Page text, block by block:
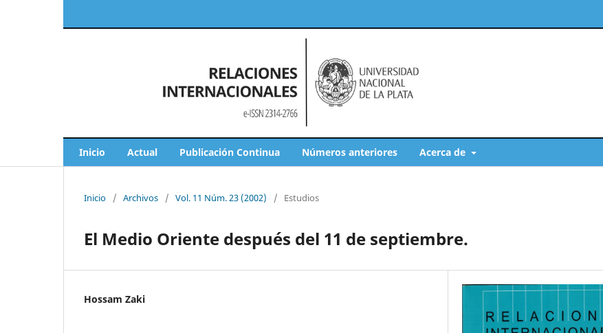
Inicio Actual Publicación Continua Números anteriores Acerca de
Inicio / Archivos / Vol. 11 Núm. 23 (2002) / Estudios
El Medio Oriente después del 11 de septiembre.
Hossam Zaki